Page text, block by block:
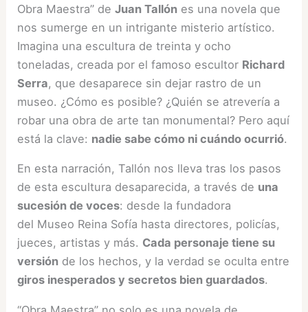
Obra Maestra” deJuan Tallón es una novela que
nos sumerge en un intrigante misterio artístico.
Imagina una escultura de treinta y ocho
toneladas, creada por el famoso escultor Richard
Serra, que desaparece sin dejar rastro de un
museo. ¿Cómo es posible? ¿Quién se atrevería a
robar una obra de arte tan monumental? Pero aquí
está la clave: nadie sabe cómo ni cuándo ocurrió.
En esta narración, Tallón nos lleva tras los pasos
de esta escultura desaparecida, a través de una
sucesión de voces: desde la fundadora
del Museo Reina Sofía hasta directores, policías,
jueces, artistas y más. Cada personaje tiene su
versión de los hechos, y la verdad se oculta entre
giros inesperados y secretos bien guardados.